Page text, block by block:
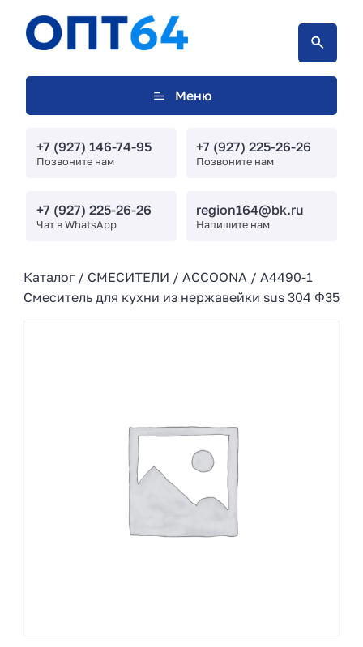
Меню
+7 (927) 146-74-95
Позвоните нам
+7 (927) 225-26-26
Позвоните нам
+7 (927) 225-26-26
Чат в WhatsApp
region164@bk.ru
Напишите нам
Каталог/ СМЕСИТЕЛИ / ACCOONA / A4490-1
Смеситель для кухни из нержавейки sus 304 Φ35